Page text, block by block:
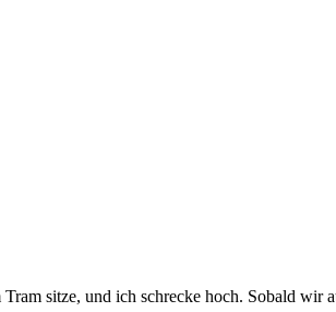
sitze, und ich schrecke hoch. Sobald wir